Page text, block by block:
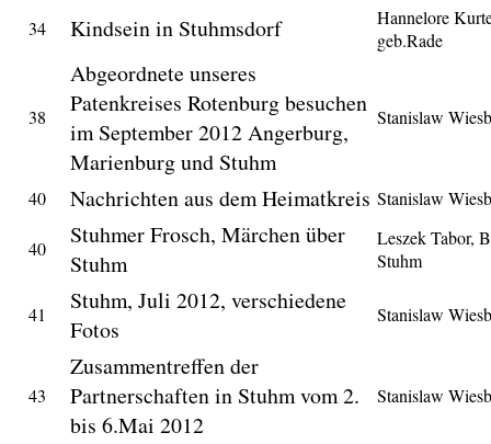
34 Kindsein in Stuhmsdorf
Hannelore
geb.Rade
38
Abgeordnete unseres
Patenkreises Rotenburg besuchen
im September 2012 Angerburg,
Marienburg und Stuhm
Stanislaw
40 Nachrichten aus dem Heimatkreis Stanislaw
40
Stuhmer Frosch, Märchen über
Stuhm
Leszek Tabor,
Stuhm
41
Stuhm, Juli 2012, verschiedene
Fotos
Stanislaw
43
Zusammentreffen der
Partnerschaften in Stuhm vom 2.
bis 6.Mai 2012
Stanislaw